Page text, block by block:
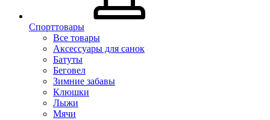
Спорттовары
Все товары
Аксессуары для санок
Батуты
Беговел
Зимние забавы
Клюшки
Лыжи
Мячи